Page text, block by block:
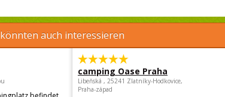
auch interessieren
camping Oase Praha
Libeňská , 25241 Zlatníky-Hodkovice,
Praha-západ